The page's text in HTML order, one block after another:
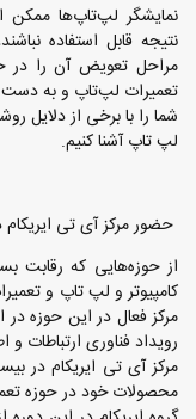
نمایشگر لپ‌تاپ‌ها
نتیجه قابل استفاده
مراحل تعویض آن را در
تعمیرات لپ‌تاپ و به
شما را با برخی از
لپ تاپ آشنا کنیم.
حضور مرکز آی تی ایریکام
از حوزه‌هایی که رقابت
کامپیوتر و لپ تاپ و
مرکز فعال در این حوزه
رویداد فناوری
مرکز آی تی ایریکام در
محصولات خود در حوزه